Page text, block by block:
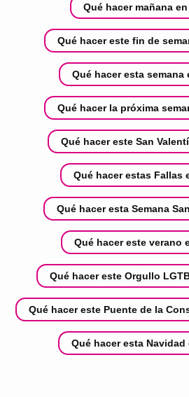
Qué hacer mañana
Qué hacer este fin de
Qué hacer esta semana
Qué hacer la próxima
Qué hacer este San
Qué hacer estas Fallas
Qué hacer esta Semana
Qué hacer este verano
Qué hacer este Orgullo
Qué hacer este Puente de la
Qué hacer esta Navidad